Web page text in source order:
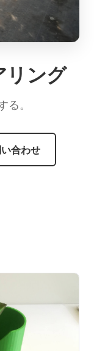
リング
。
合わせ